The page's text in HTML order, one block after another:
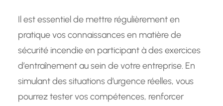
Il est essentiel de mettre régulièrement en
pratique vos connaissances en matière de
sécurité incendie en participant à des exercices
d’entraînement au sein de votre entreprise. En
simulant des situations d’urgence réelles, vous
pourrez tester vos compétences, renforcer